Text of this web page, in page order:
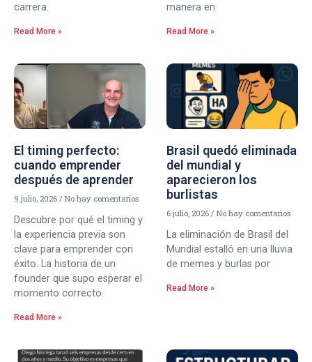
carrera.
Read More »
manera en
Read More »
El timing perfecto:
cuando emprender
después de aprender
9 julio, 2026 No hay comentarios
Descubre por qué el timing y
la experiencia previa son
clave para emprender con
éxito. La historia de un
founder que supo esperar el
momento correcto.
Read More »
Brasil quedó eliminada
del mundial y
aparecieron los
burlistas
6 julio, 2026 No hay comentarios
La eliminación de Brasil del
Mundial estalló en una lluvia
de memes y burlas por
Read More »